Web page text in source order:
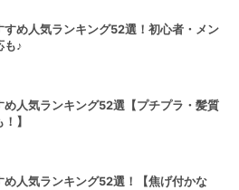
すめ人気ランキング52選！初心者・メン
も♪
め人気ランキング52選【プチプラ・髪質
】
め人気ランキング52選！【焦げ付かな